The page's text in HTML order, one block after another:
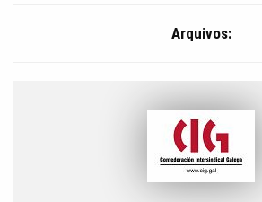
Arquivos: